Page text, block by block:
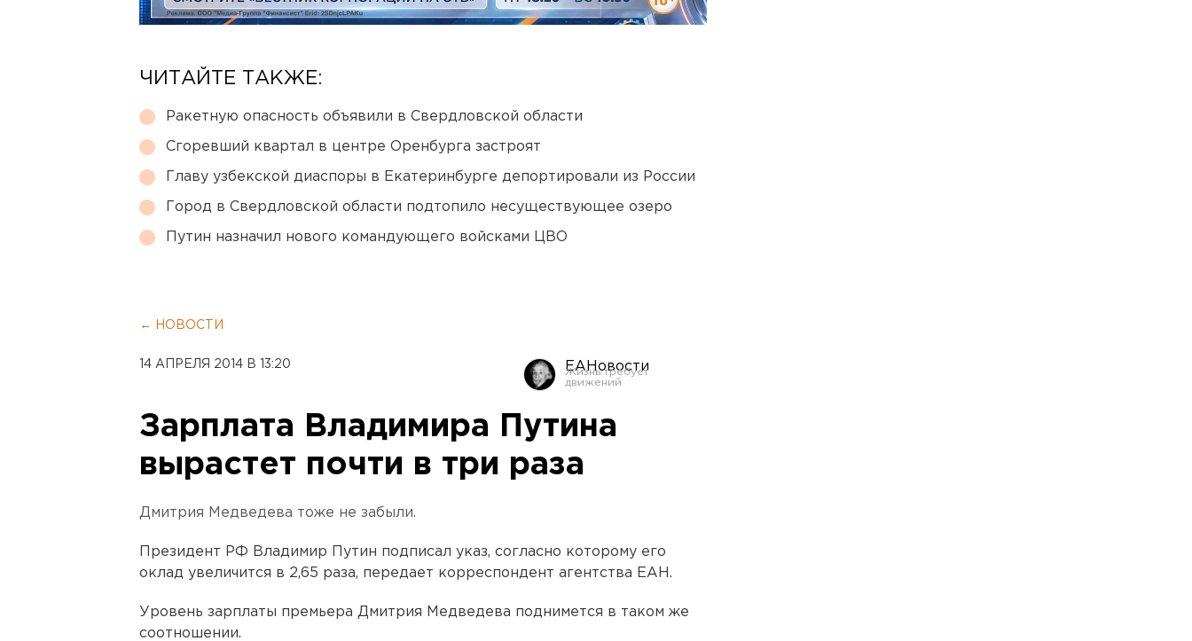
ЧИТАЙТЕ ТАКЖЕ:
Ракетную опасность объявили в Свердловской области
Сгоревший квартал в центре Оренбурга застроят
Главу узбекской диаспоры в Екатеринбурге депортировали из России
Город в Свердловской области подтопило несуществующее озеро
Путин назначил нового командующего войсками ЦВО
← НОВОСТИ
14 АПРЕЛЯ 2014 В 13:20 ЕАНовости
Зарплата Владимира Путина
вырастет почти в три раза
Дмитрия Медведева тоже не забыли.
Президент РФ Владимир Путин подписал указ, согласно которому его
оклад увеличится в 2,65 раза, передает корреспондент агентства ЕАН.
Уровень зарплаты премьера Дмитрия Медведева поднимется в таком же
соотношении.